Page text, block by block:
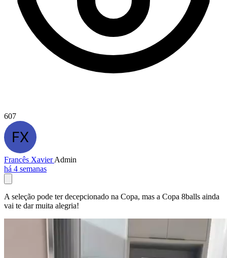
607
Francês XavierAdmin
há 4 semanas
A seleção pode ter decepcionado na Copa, mas a Copa 8balls ainda
vai te dar muita alegria!